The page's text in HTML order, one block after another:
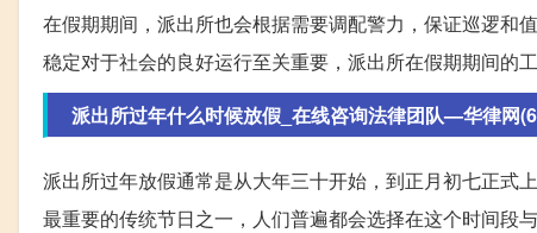
在假期期间，派出所也会根据需要调配警力，保证巡逻和
稳定对于社会的良好运行至关重要，派出所在假期期间的工
派出所过年什么时候放假_在线咨询法律团队—华律网
派出所过年放假通常是从大年三十开始，到正月初七正式
最重要的传统节日之一，人们普遍都会选择在这个时间段